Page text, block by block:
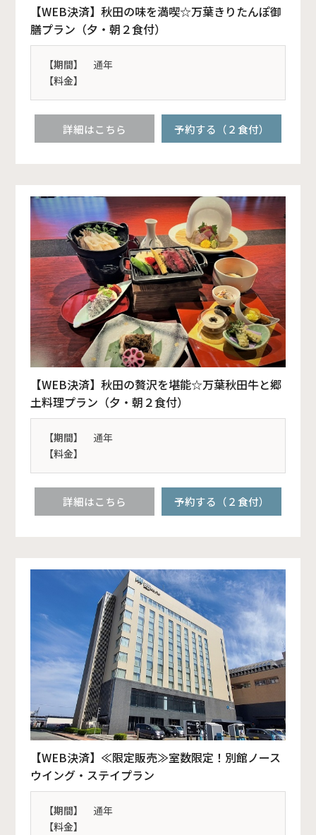
【WEB決済】秋田の味を満喫☆万葉きりたんぽ御
膳プラン（夕・朝２食付）
【期間】
通年
【料金】
詳細はこちら 予約する（２食付）
【WEB決済】秋田の贅沢を堪能☆万葉秋田牛と郷
土料理プラン（夕・朝２食付）
【期間】
通年
【料金】
詳細はこちら 予約する（２食付）
【WEB決済】≪限定販売≫室数限定！別館ノース
ウイング・ステイプラン
【期間】
通年
【料金】